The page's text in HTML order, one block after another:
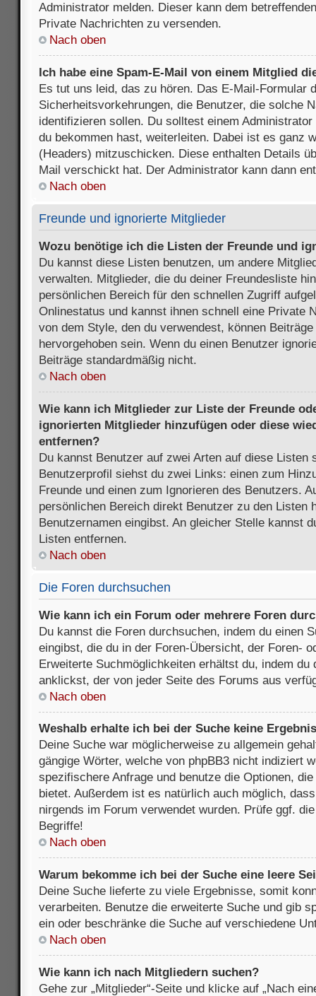
Administrator melden. Dieser kann dem
Private Nachrichten zu versenden.
Nach oben
Ich habe eine Spam-E-Mail von einem Mitglied
Es tut uns leid, das zu hören. Das E-Mail-Formular
Sicherheitsvorkehrungen, die Benutzer, die solche
identifizieren sollen. Du solltest einem
du bekommen hast, weiterleiten. Dabei ist es ganz
(Headers) mitzuschicken. Diese enthalten Details
Mail verschickt hat. Der Administrator kann dann
Nach oben
Freunde und ignorierte Mitglieder
Wozu benötige ich die Listen der Freunde und
Du kannst diese Listen benutzen, um andere
verwalten. Mitglieder, die du deiner Freundesliste
persönlichen Bereich für den schnellen Zugriff
Onlinestatus und kannst ihnen schnell eine Private
von dem Style, den du verwendest, können
hervorgehoben sein. Wenn du einen Benutzer
Beiträge standardmäßig nicht.
Nach oben
Wie kann ich Mitglieder zur Liste der Freunde
ignorierten Mitglieder hinzufügen oder diese
entfernen?
Du kannst Benutzer auf zwei Arten auf diese Listen
Benutzerprofil siehst du zwei Links: einen zum
Freunde und einen zum Ignorieren des Benutzers.
persönlichen Bereich direkt Benutzer zu den Listen
Benutzernamen eingibst. An gleicher Stelle kannst
Listen entfernen.
Nach oben
Die Foren durchsuchen
Wie kann ich ein Forum oder mehrere Foren
Du kannst die Foren durchsuchen, indem du einen
eingibst, die du in der Foren-Übersicht, der Foren-
Erweiterte Suchmöglichkeiten erhältst du, indem du
anklickst, der von jeder Seite des Forums aus
Nach oben
Weshalb erhalte ich bei der Suche keine
Deine Suche war möglicherweise zu allgemein
gängige Wörter, welche von phpBB3 nicht indiziert
spezifischere Anfrage und benutze die Optionen,
bietet. Außerdem ist es natürlich auch möglich,
nirgends im Forum verwendet wurden. Prüfe ggf.
Begriffe!
Nach oben
Warum bekomme ich bei der Suche eine leere
Deine Suche lieferte zu viele Ergebnisse, somit
verarbeiten. Benutze die erweiterte Suche und gib
ein oder beschränke die Suche auf verschiedene
Nach oben
Wie kann ich nach Mitgliedern suchen?
Gehe zur „Mitglieder“-Seite und klicke auf „Nach